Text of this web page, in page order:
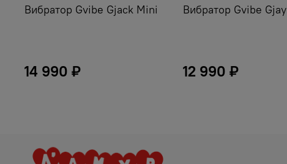
Вибратор Gvibe Gjack Mini
14 990 ₽
Вибратор Gvibe Gjay
12 990 ₽